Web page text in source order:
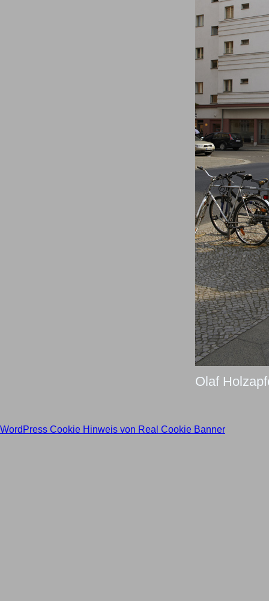
Olaf
WordPress Cookie Hinweis von Real Cookie Banner